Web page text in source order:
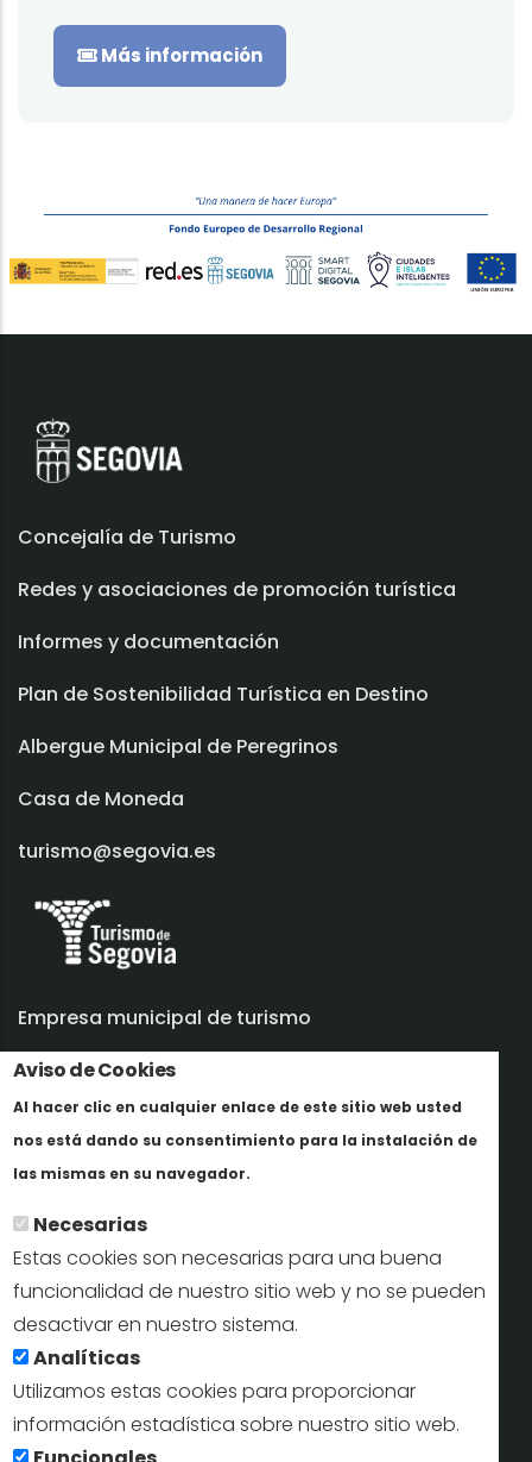
Aviso de Cookies
Al hacer clic en cualquier enlace de este sitio web usted
nos está dando su consentimiento para la instalación de
las mismas en su navegador.
Necesarias
Estas cookies son necesarias para una buena
funcionalidad de nuestro sitio web y no se pueden
desactivar en nuestro sistema.
Analíticas
Utilizamos estas cookies para proporcionar
información estadística sobre nuestro sitio web.
Más información
Concejalía de Turismo
Redes y asociaciones de promoción turística
Informes y documentación
Plan de Sostenibilidad Turística en Destino
Albergue Municipal de Peregrinos
Casa de Moneda
turismo@segovia.es
Empresa municipal de turismo
Trabaja con nosotros
Informes y documentación
Perfil del contratante
Oficinas de Turismo
reservas@turismodesegovia.com
info@turismodesegovia.com
Aviso legal |